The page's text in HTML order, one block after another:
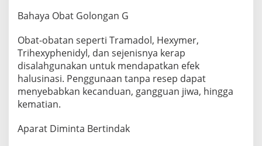
Bahaya Obat Golongan G
Obat-obatan seperti Tramadol, Hexymer,
Trihexyphenidyl, dan sejenisnya kerap
disalahgunakan untuk mendapatkan efek
halusinasi. Penggunaan tanpa resep dapat
menyebabkan kecanduan, gangguan jiwa, hingga
kematian.
Aparat Diminta Bertindak